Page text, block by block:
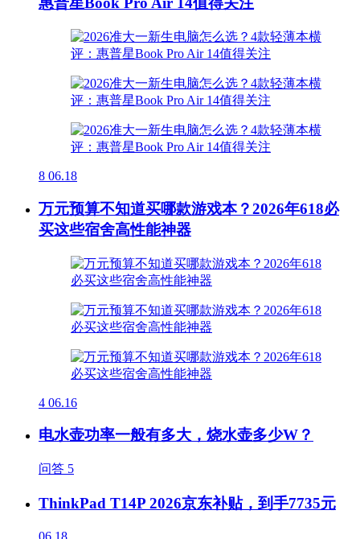
8 06.18
万元预算不知道买哪款游戏本？2026年618必
买这些宿舍高性能神器
4 06.16
电水壶功率一般有多大，烧水壶多少W？
问答 5
ThinkPad T14P 2026京东补贴，到手7735元
06.18